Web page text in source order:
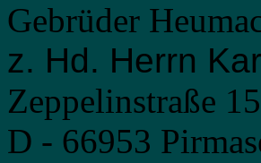
Gebrüder
z. Hd. Herrn
Zeppelinstraße
D - 66953